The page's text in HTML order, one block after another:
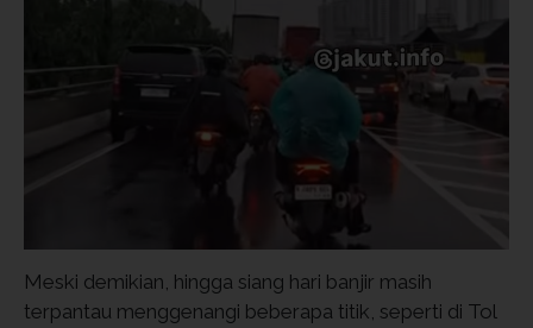
Meski demikian, hingga siang hari banjir masih
terpantau menggenangi beberapa titik, seperti di Tol